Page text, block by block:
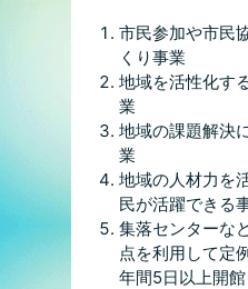
市民参加や市民
くり事業
地域を活性化す
業
地域の課題解決
業
地域の人材力を
民が活躍できる
集落センターな
点を利用して定
年間5日以上開